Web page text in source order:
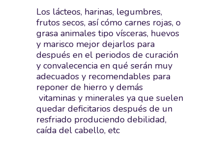
Los lácteos, harinas, legumbres,
frutos secos, así cómo carnes rojas, o
grasa animales tipo vísceras, huevos
y marisco mejor dejarlos para
después en el periodos de curación
y convalecencia en qué serán muy
adecuados y recomendables para
reponer de hierro y demás
vitaminas y minerales ya que suelen
quedar deficitarios después de un
resfriado produciendo debilidad,
caída del cabello, etc